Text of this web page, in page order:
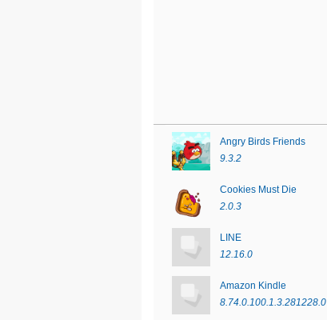
Angry Birds Friends
9.3.2
Cookies Must Die
2.0.3
LINE
12.16.0
Amazon Kindle
8.74.0.100.1.3.281228.0